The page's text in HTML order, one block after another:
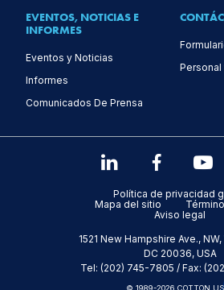
EVENTOS, NOTICIAS E
INFORMES
Eventos y Noticias
Informes
Comunicados De Prensa
Política de privacidad
Mapa del sitio
Aviso legal
1521 New Hampshire Ave.,
DC 20036, USA
Tel: (202) 745-7805 / Fax: